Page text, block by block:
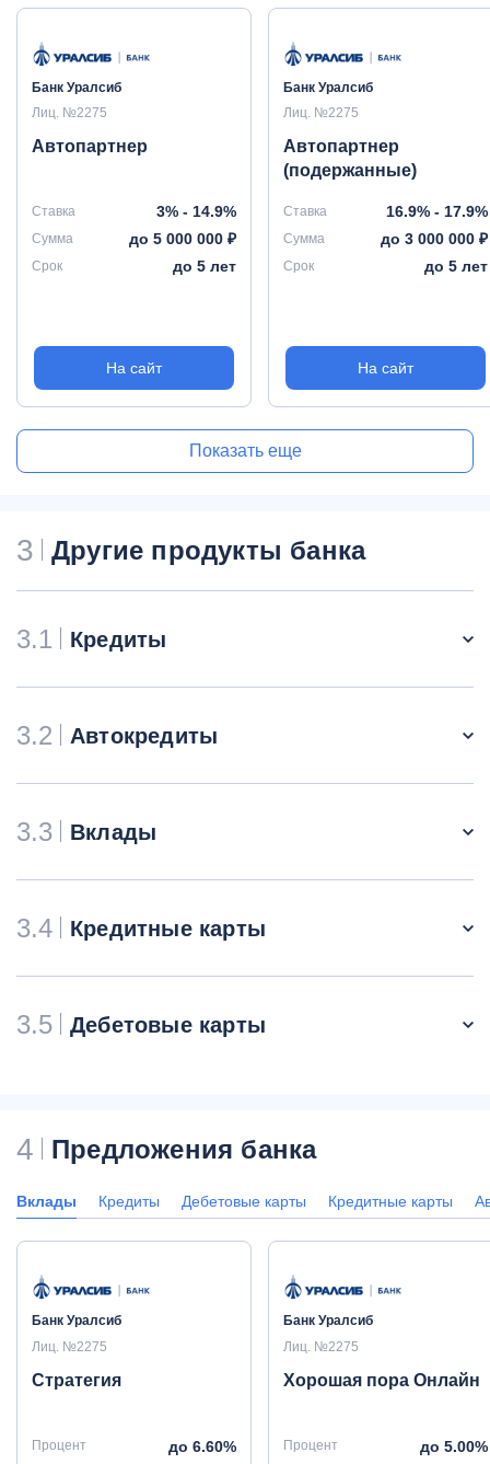
Банк Уралсиб
Лиц. №2275
Автопартнер
Ставка 3% - 14.9%
Сумма до 5 000 000 ₽
Срок до 5 лет
На сайт
Банк Уралсиб
Лиц. №2275
Автопартнер
(подержанные)
Ставка 16.9% - 17.9%
Сумма до 3 000 000 ₽
Срок до 5 лет
На сайт
Показать еще
3 Другие продукты банка
3.1 Кредиты
3.2 Автокредиты
3.3 Вклады
3.4 Кредитные карты
3.5 Дебетовые карты
4 Предложения банка
Вклады Кредиты Дебетовые карты Кредитные карты
Банк Уралсиб
Лиц. №2275
Стратегия
Процент до 6.60%
Банк Уралсиб
Лиц. №2275
Хорошая пора Онлайн
Процент до 5.00%